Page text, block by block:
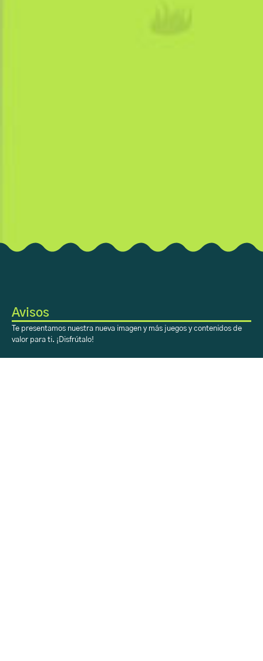
Avisos
Te presentamos nuestra nueva imagen y más juegos y contenidos de
valor para ti. ¡Disfrútalo!